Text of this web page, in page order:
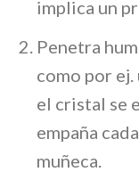
implica un
Penetra
como por
el cristal se
empaña
muñeca.